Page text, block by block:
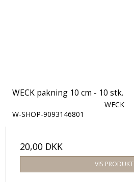
WECK pakning 10 cm - 10 stk.
WECK
W-SHOP-9093146801
20,00 DKK
VIS PRODUKT